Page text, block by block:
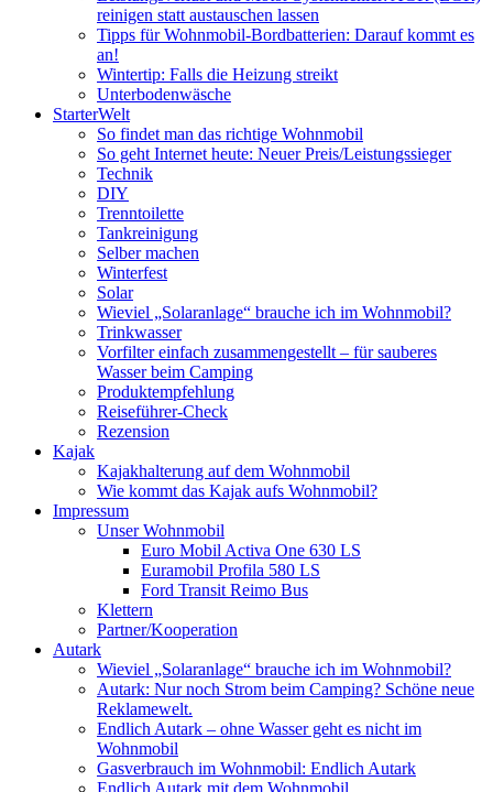
reinigen statt austauschen lassen
Tipps für Wohnmobil-Bordbatterien: Darauf kommt es
an!
Wintertip: Falls die Heizung streikt
Unterbodenwäsche
StarterWelt
So findet man das richtige Wohnmobil
So geht Internet heute: Neuer Preis/Leistungssieger
Technik
DIY
Trenntoilette
Tankreinigung
Selber machen
Winterfest
Solar
Wieviel „Solaranlage“ brauche ich im Wohnmobil?
Trinkwasser
Vorfilter einfach zusammengestellt – für sauberes
Wasser beim Camping
Produktempfehlung
Reiseführer-Check
Rezension
Kajak
Kajakhalterung auf dem Wohnmobil
Wie kommt das Kajak aufs Wohnmobil?
Impressum
Unser Wohnmobil
Euro Mobil Activa One 630 LS
Euramobil Profila 580 LS
Ford Transit Reimo Bus
Klettern
Partner/Kooperation
Autark
Wieviel „Solaranlage“ brauche ich im Wohnmobil?
Autark: Nur noch Strom beim Camping? Schöne neue
Reklamewelt.
Endlich Autark – ohne Wasser geht es nicht im
Wohnmobil
Gasverbrauch im Wohnmobil: Endlich Autark
Endlich Autark mit dem Wohnmobil